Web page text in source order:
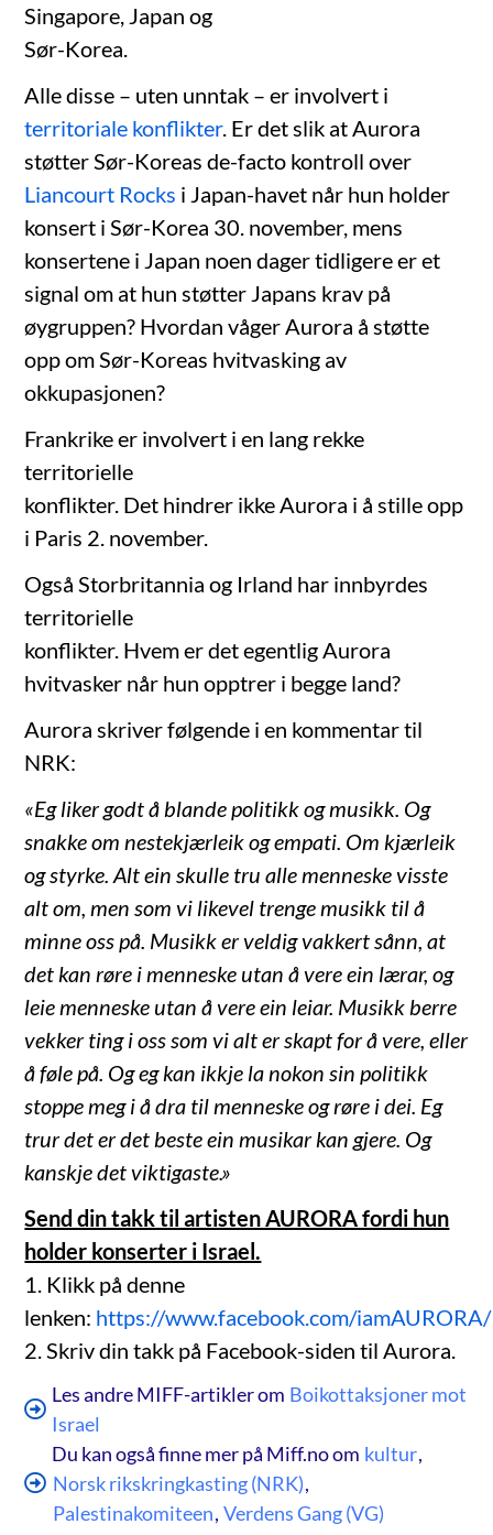
Singapore, Japan og
Sør-Korea.
Alle disse – uten unntak – er involvert i
territoriale konflikter. Er det slik at Aurora
støtter Sør-Koreas de-facto kontroll over
Liancourt Rocks i Japan-havet når hun holder
konsert i Sør-Korea 30. november, mens
konsertene i Japan noen dager tidligere er et
signal om at hun støtter Japans krav på
øygruppen? Hvordan våger Aurora å støtte
opp om Sør-Koreas hvitvasking av
okkupasjonen?
Frankrike er involvert i en lang rekke
territorielle
konflikter. Det hindrer ikke Aurora i å stille opp
i Paris 2. november.
Også Storbritannia og Irland har innbyrdes
territorielle
konflikter. Hvem er det egentlig Aurora
hvitvasker når hun opptrer i begge land?
Aurora skriver følgende i en kommentar til
NRK:
«Eg liker godt å blande politikk og musikk. Og
snakke om nestekjærleik og empati. Om kjærleik
og styrke. Alt ein skulle tru alle menneske visste
alt om, men som vi likevel trenge musikk til å
minne oss på. Musikk er veldig vakkert sånn, at
det kan røre i menneske utan å vere ein lærar, og
leie menneske utan å vere ein leiar. Musikk berre
vekker ting i oss som vi alt er skapt for å vere, eller
å føle på. Og eg kan ikkje la nokon sin politikk
stoppe meg i å dra til menneske og røre i dei. Eg
trur det er det beste ein musikar kan gjere. Og
kanskje det viktigaste.»
Send din takk til artisten AURORA fordi hun
holder konserter i Israel.
1. Klikk på denne
lenken: https://www.facebook.com/iamAURORA/
2. Skriv din takk på Facebook-siden til Aurora.
Les andre MIFF-artikler om Boikottaksjoner mot
Israel
Du kan også finne mer på Miff.no om kultur,
Norsk rikskringkasting (NRK),
Palestinakomiteen, Verdens Gang (VG)